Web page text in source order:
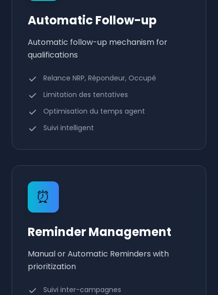
Automatic Follow-up
Automatic follow-up mechanism for
qualifications
Relance NRP, Répondeur, Occupé
Limitation des tentatives
Optimisation du temps agent
Suivi intelligent
⏰
Reminder Management
Manual or Automatic Reminders with
prioritization
Suivi inter-campagnes